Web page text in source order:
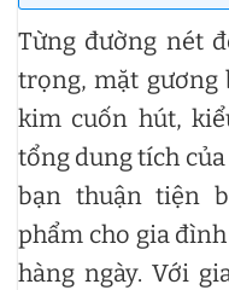
Từng đường nét
trọng, mặt gương
kim cuốn hút,
tổng dung tích
bạn thuận tiện
phẩm cho gia
hàng ngày. Với